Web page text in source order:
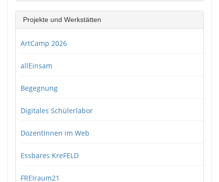
Projekte und Werkstätten
ArtCamp 2026
allEinsam
Begegnung
Digitales Schülerlabor
DozentInnen im Web
Essbares KreFELD
FREIraum21